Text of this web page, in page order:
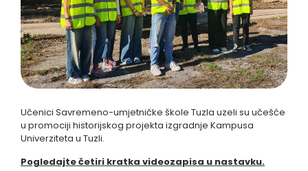
Učenici Savremeno-umjetničke škole Tuzla uzeli su učešće
u promociji historijskog projekta izgradnje Kampusa
Univerziteta u Tuzli.
Pogledajte četiri kratka videozapisa u nastavku.